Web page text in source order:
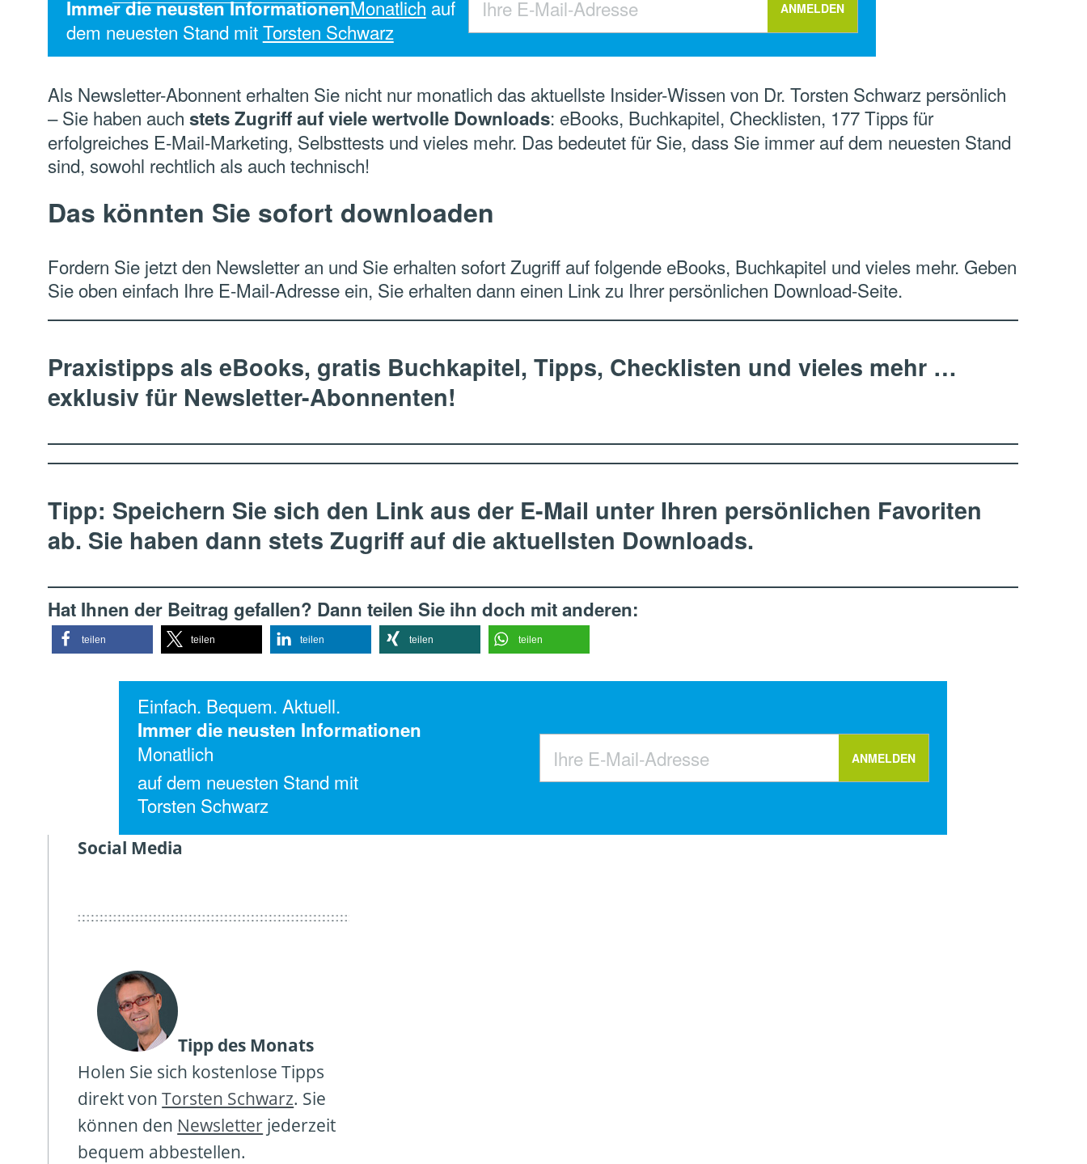
Immer die neusten InformationenMonatlich auf
dem neuesten Stand mitTorsten Schwarz
Als Newsletter-Abonnent erhalten Sie nicht nur monatlich das aktuellste Insider-Wissen von Dr. Torsten Schwarz persönlich
– Sie haben auchstets Zugriff auf viele wertvolle Downloads: eBooks, Buchkapitel, Checklisten, 177 Tipps für
erfolgreiches E-Mail-Marketing, Selbsttests und vieles mehr. Das bedeutet für Sie, dass Sie immer auf dem neuesten Stand
sind, sowohl rechtlich als auch technisch!
Das könnten Sie sofort downloaden
Fordern Sie jetzt den Newsletter an und Sie erhalten sofort Zugriff auf folgende eBooks, Buchkapitel und vieles mehr. Geben
Sie oben einfach Ihre E-Mail-Adresse ein, Sie erhalten dann einen Link zu Ihrer persönlichen Download-Seite.
Praxistipps als eBooks, gratis Buchkapitel, Tipps, Checklisten und vieles mehr …
exklusiv für Newsletter-Abonnenten!
Tipp: Speichern Sie sich den Link aus der E-Mail unter Ihren persönlichen Favoriten
ab. Sie haben dann stets Zugriff auf die aktuellsten Downloads.
Hat Ihnen der Beitrag gefallen? Dann teilen Sie ihn doch mit anderen:
teilen teilen teilen teilen teilen
Einfach. Bequem. Aktuell.
Immer die neusten Informationen
Monatlich
auf dem neuesten Stand mit
Torsten Schwarz
Social Media
Tipp des Monats
Holen Sie sich kostenlose Tipps
direkt vonTorsten Schwarz. Sie
können den Newsletter jederzeit
bequem abbestellen.